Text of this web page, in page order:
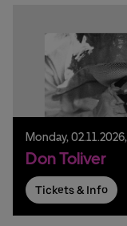
Monday, 02.11.2026,
Don Toliver
Tickets & Info